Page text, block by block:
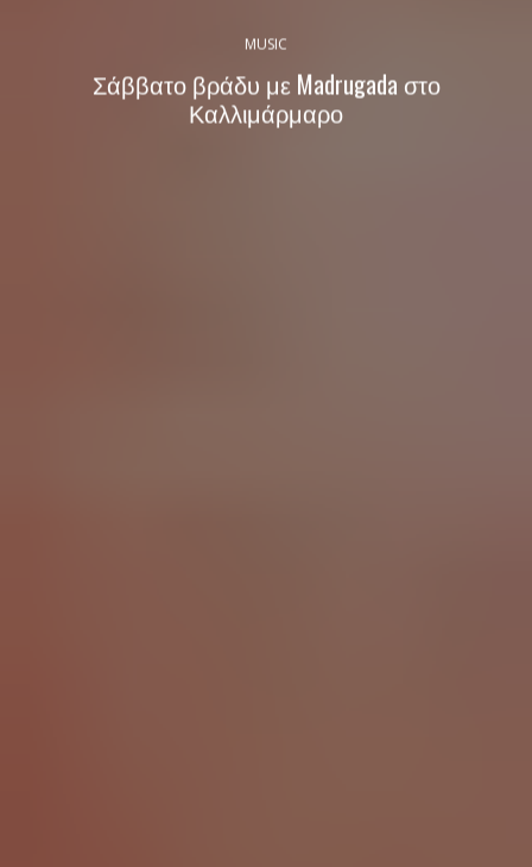
MUSIC
Σάββατο βράδυ με Madrugada στο
Καλλιμάρμαρο